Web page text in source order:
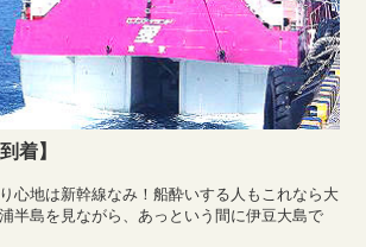
着】
心地は新幹線なみ！船酔いする人もこれなら大
半島を見ながら、あっという間に伊豆大島で